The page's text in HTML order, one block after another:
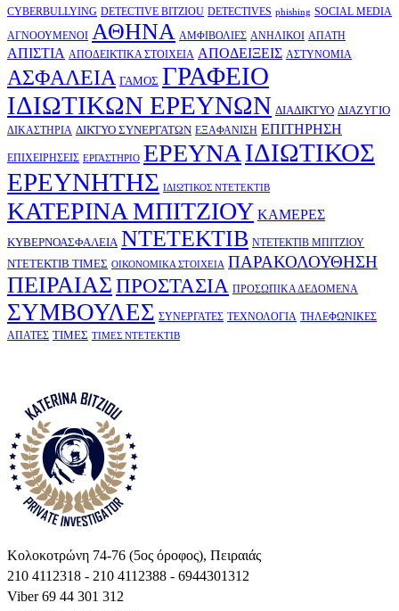
CYBERBULLYING DETECTIVE BITZIOU DETECTIVES phishing SOCIAL MEDIA
ΑΓΝΟΟΥΜΕΝΟΙ ΑΘΗΝΑ ΑΜΦΙΒΟΛΙΕΣ ΑΝΗΛΙΚΟΙ ΑΠΑΤΗ
ΑΠΙΣΤΙΑ ΑΠΟΔΕΙΚΤΙΚΑ ΣΤΟΙΧΕΙΑ ΑΠΟΔΕΙΞΕΙΣ ΑΣΤΥΝΟΜΙΑ
ΑΣΦΑΛΕΙΑ ΓΑΜΟΣ ΓΡΑΦΕΙΟ
ΙΔΙΩΤΙΚΩΝ ΕΡΕΥΝΩΝ ΔΙΑΔΙΚΤΥΟ ΔΙΑΖΥΓΙΟ
ΔΙΚΑΣΤΗΡΙΑ ΔΙΚΤΥΟ ΣΥΝΕΡΓΑΤΩΝ ΕΞΑΦΑΝΙΣΗ ΕΠΙΤΗΡΗΣΗ
ΕΠΙΧΕΙΡΗΣΕΙΣ ΕΡΓΑΣΤΗΡΙΟ ΕΡΕΥΝΑ ΙΔΙΩΤΙΚΟΣ
ΕΡΕΥΝΗΤΗΣ ΙΔΙΩΤΙΚΟΣ ΝΤΕΤΕΚΤΙΒ
ΚATΕΡΙΝΑ ΜΠΙΤΖΙΟΥ ΚΑΜΕΡΕΣ
ΚΥΒΕΡΝΟΑΣΦΑΛΕΙΑ ΝΤΕΤΕΚΤΙΒ ΝΤΕΤΕΚΤΙΒ ΜΠΙΤΖΙΟΥ
ΝΤΕΤΕΚΤΙΒ ΤΙΜΕΣ ΟΙΚΟΝΟΜΙΚΑ ΣΤΟΙΧΕΙΑ ΠΑΡΑΚΟΛΟΥΘΗΣΗ
ΠΕΙΡΑΙΑΣΠΡΟΣΤΑΣΙΑ ΠΡΟΣΩΠΙΚΑ ΔΕΔΟΜΕΝΑ
ΣΥΜΒΟΥΛΕΣ ΣΥΝΕΡΓΑΤΕΣ ΤΕΧΝΟΛΟΓΙΑ ΤΗΛΕΦΩΝΙΚΕΣ
ΑΠΑΤΕΣ ΤΙΜΕΣ ΤΙΜΕΣ ΝΤΕΤΕΚΤΙΒ
Κολοκοτρώνη 74-76 (5ος όροφος), Πειραιάς
210 4112318 - 210 4112388 - 6944301312
Viber 69 44 301 312